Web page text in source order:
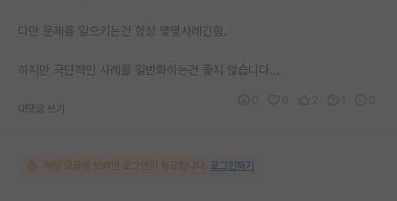
다만 문제를 일으키는건 항상 몇몇사레긴함.
하지만 극단적인 사례를 일반화하는건 좋지 않습니다...
대댓글 쓰기
해당 댓글을 보려면 로그인이 필요합니다. 로그인하기